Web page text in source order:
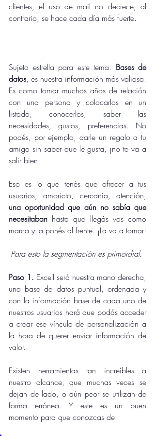
clientes, el uso de mail no decrece, al
contrario, se hace cada día más fuerte.
Sujeto estrella para este tema: Bases de
datos, es nuestra información más valiosa.
Es como tomar muchos años de relación
con una persona y colocarlos en un
listado, conocerlos, saber las
necesidades, gustos, preferencias. No
podés, por ejemplo, darle un regalo a tu
amigo sin saber que le gusta, ¡no te va a
salir bien!
Eso es lo que tenés que ofrecer a tus
una oportunidad que aún no sabía que
necesitaban hasta que llegás vos como
Para esto la segmentación es primordial.
Paso 1. Excell será nuestra mano derecha,
una base de datos puntual, ordenada y
con la información base de cada uno de
nuestros usuarios hará que podás acceder
a crear ese vínculo de personalización a
la hora de querer enviar información de
valor.
Existen herramientas tan increíbles a
nuestro alcance, que muchas veces se
dejan de lado, o aún peor se utilizan de
forma errónea. Y este es un buen
momento para que conozcas de: